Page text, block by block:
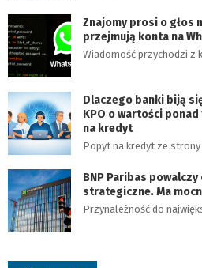
Znajomy prosi o głos
przejmują konta na
Wiadomość przychodzi z
Dlaczego banki biją
KPO o wartości
na kredyt
Popyt na kredyt ze
BNP Paribas
strategiczne. Ma
Przynależność do